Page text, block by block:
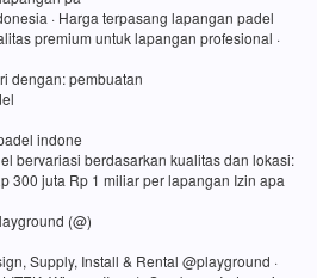
· Harga terpasang lapangan padel
premium untuk lapangan profesional ·
dengan: pembuatan
indone
bervariasi berdasarkan kualitas dan lokasi:
300 juta Rp 1 miliar per lapangan Izin apa
(@)
Supply, Install & Rental @playground ·